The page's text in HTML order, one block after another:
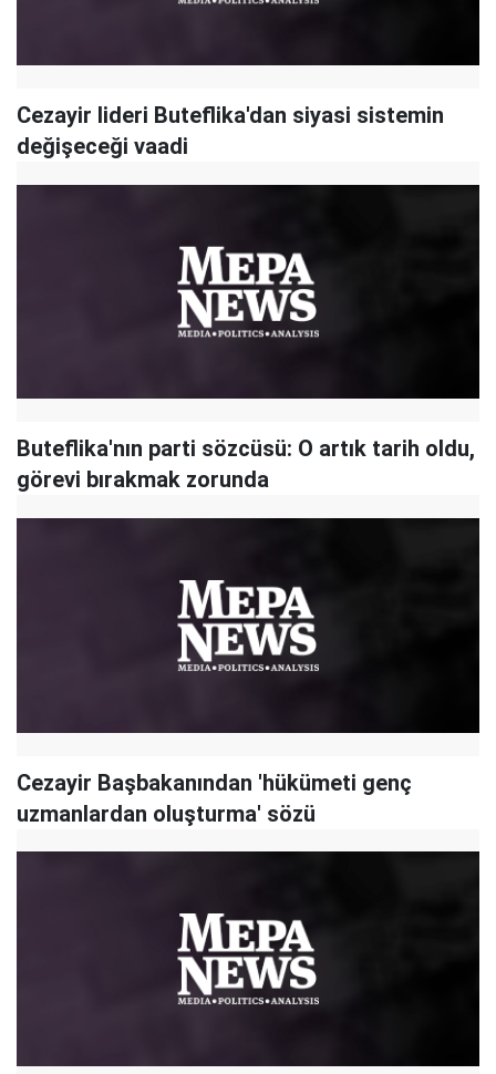
Cezayir lideri Buteflika'dan siyasi sistemin
değişeceği vaadi
Buteflika'nın parti sözcüsü: O artık tarih oldu,
görevi bırakmak zorunda
Cezayir Başbakanından 'hükümeti genç
uzmanlardan oluşturma' sözü